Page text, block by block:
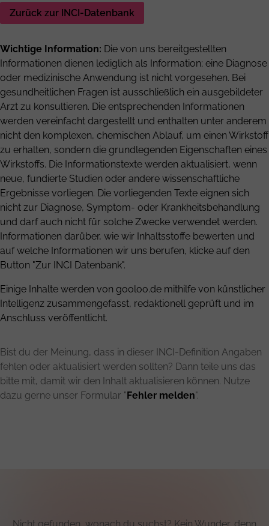
Zurück zur INCI-Datenbank
Wichtige Information: Die von uns bereitgestellten
Informationen dienen lediglich als Information; eine Diagnose
oder medizinische Anwendung ist nicht vorgesehen. Bei
gesundheitlichen Fragen ist ausschließlich ein ausgebildeter
Arzt zu konsultieren. Die entsprechenden Informationen
werden vereinfacht dargestellt und enthalten unter anderem
nicht den komplexen, chemischen Ablauf, um einen Wirkstoff
zu erhalten, sondern die grundlegenden Eigenschaften eines
Wirkstoffs. Die Informationstexte werden aktualisiert, wenn
neue, fundierte Studien oder andere wissenschaftliche
Ergebnisse vorliegen. Die vorliegenden Texte eignen sich
nicht zur Diagnose, Symptom- oder Krankheitsbehandlung
und darf auch nicht für solche Zwecke verwendet werden.
Informationen darüber, wie wir Inhaltsstoffe bewerten und
auf welche Informationen wir uns berufen, klicke auf den
Button "Zur INCI Datenbank".
Einige Inhalte werden von gooloo.de mithilfe von künstlicher
Intelligenz zusammengefasst, redaktionell geprüft und im
Anschluss veröffentlicht.
Bist du der Meinung, dass in dieser INCI-Definition Angaben
fehlen oder aktualisiert werden sollten? Dann teile uns das
bitte mit, damit wir den Inhalt aktualisieren können. Nutze
dazu gerne unser Formular "Fehler melden".
Nicht gefunden, wonach du suchst? Kein Wunder, denn